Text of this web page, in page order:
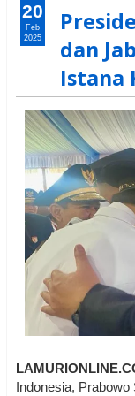
dan
Istana
Indonesia,
20
Feb
2025